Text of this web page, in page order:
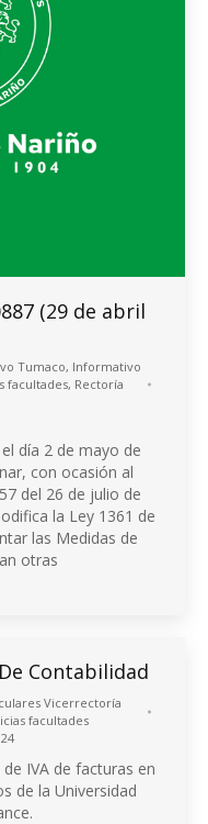
(29 de abril
Tumaco, Informativo
facultades, Rectoría
día 2 de mayo de
con ocasión al
del 26 de julio de
la Ley 1361 de
las Medidas de
otras
Contabilidad
Vicerrectoría
facultades
IVA de facturas en
de la Universidad